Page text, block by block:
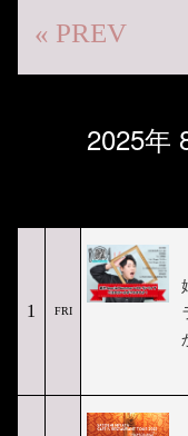
« PREV
2025年
1 FRI